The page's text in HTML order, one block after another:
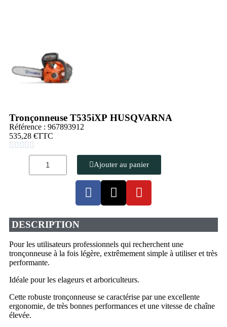
Tronçonneuse T535iXP HUSQVARNA
Référence : 967893912
535,28 €TTC
    
Ajouter au panier
DESCRIPTION
Pour les utilisateurs professionnels qui recherchent une
tronçonneuse à la fois légère, extrêmement simple à utiliser et très
performante.
Idéale pour les elageurs et arboriculteurs.
Cette robuste tronçonneuse se caractérise par une excellente
ergonomie, de très bonnes performances et une vitesse de chaîne
élevée.